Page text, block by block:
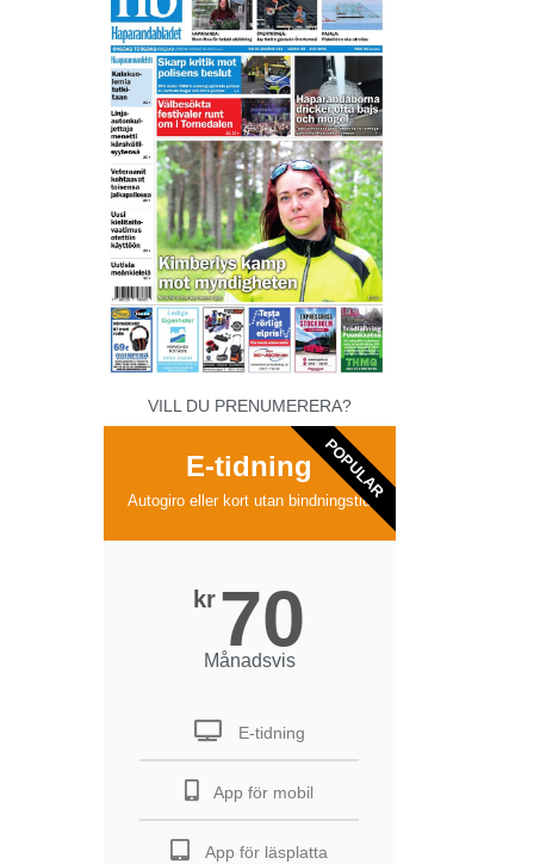
VILL DU PRENUMERERA?
E-tidning
Autogiro eller kort utan bindningstid
kr 70
Månadsvis
E-tidning
App för mobil
App för läsplatta
POPULAR